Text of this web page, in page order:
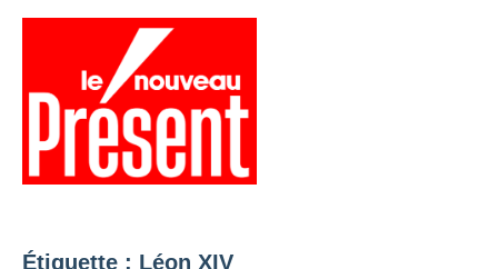
Aller
Étiquette : Léon XIV